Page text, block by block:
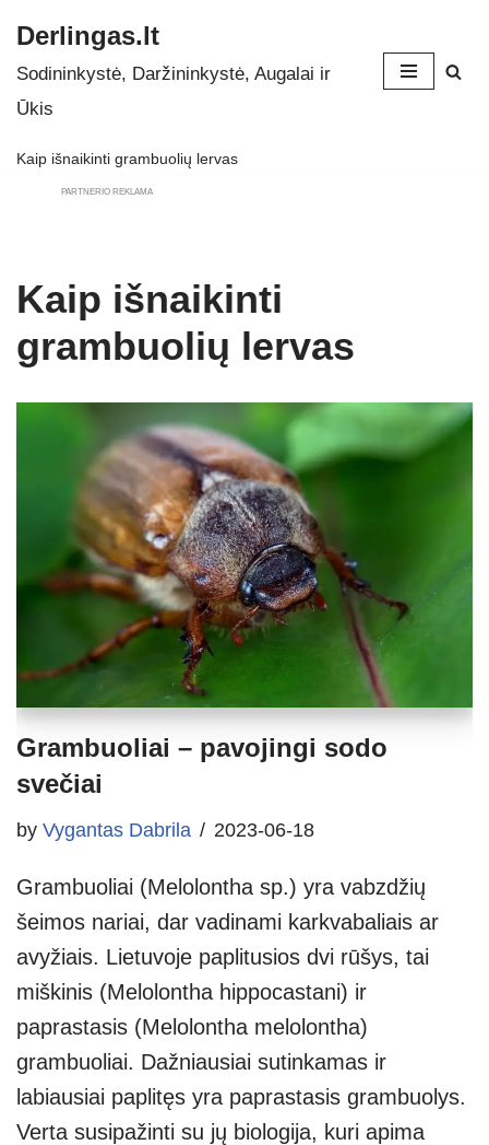
Skip
to
Derlingas.lt
Sodininkystė, Daržininkystė, Augalai ir
Ūkis
Kaip išnaikinti grambuolių lervas
PARTNERIO REKLAMA
Kaip išnaikinti
grambuolių lervas
Grambuoliai – pavojingi sodo
svečiai
by Vygantas Dabrila 2023-06-18
Grambuoliai (Melolontha sp.) yra vabzdžių
šeimos nariai, dar vadinami karkvabaliais ar
avyžiais. Lietuvoje paplitusios dvi rūšys, tai
miškinis (Melolontha hippocastani) ir
paprastasis (Melolontha melolontha)
grambuoliai. Dažniausiai sutinkamas ir
labiausiai paplitęs yra paprastasis grambuolys.
Verta susipažinti su jų biologija, kuri apima